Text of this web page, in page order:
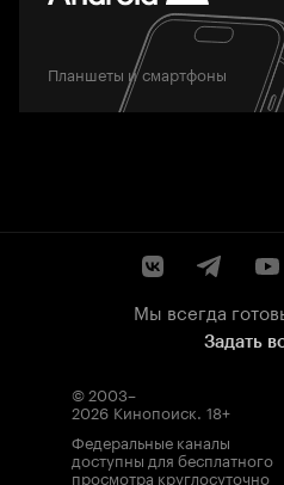
Планшеты и смартфоны
Мы всегда
Задать
© 2003–
2026 Кинопоиск. 18+
Федеральные каналы
доступны для бесплатного
просмотра круглосуточно